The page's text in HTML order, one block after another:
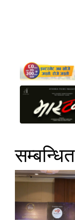
सम्बन्धित